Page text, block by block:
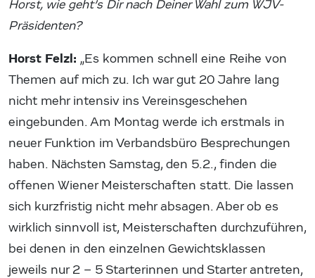
Horst, wie geht’s Dir nach Deiner Wahl zum WJV-
Präsidenten?
Horst Felzl: „Es kommen schnell eine Reihe von
Themen auf mich zu. Ich war gut 20 Jahre lang
nicht mehr intensiv ins Vereinsgeschehen
eingebunden. Am Montag werde ich erstmals in
neuer Funktion im Verbandsbüro Besprechungen
haben. Nächsten Samstag, den 5.2., finden die
offenen Wiener Meisterschaften statt. Die lassen
sich kurzfristig nicht mehr absagen. Aber ob es
wirklich sinnvoll ist, Meisterschaften durchzuführen,
bei denen in den einzelnen Gewichtsklassen
jeweils nur 2 – 5 Starterinnen und Starter antreten,